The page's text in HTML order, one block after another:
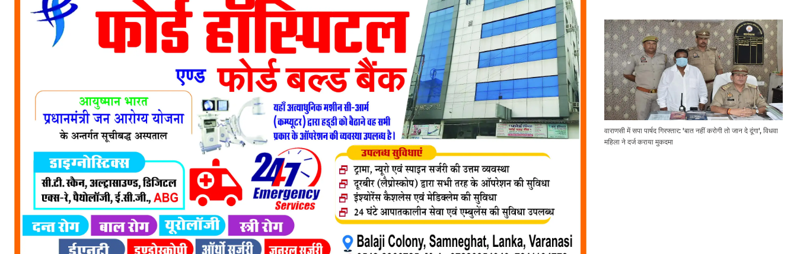
वाराणसी में सपा पार्षद गिरफ्तार: 'बात नहीं करोगी तो जान दे दूंगा', विधवा
महिला ने दर्ज कराया मुकदमा